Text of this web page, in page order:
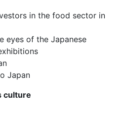
in the food sector in
eyes of the Japanese
Japan
culture